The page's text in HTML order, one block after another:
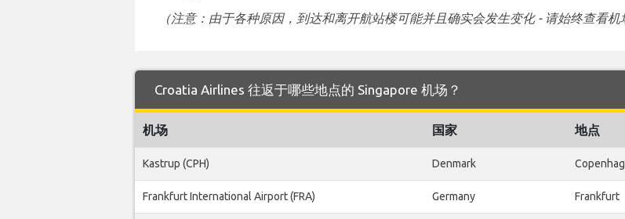
（注意：由于各种原因，到达和离开航站楼可能并且确实会发生变化 - 请始终查看机
Croatia Airlines 往返于哪些地点的 Singapore 机场？
机场 国家 地点
Kastrup (CPH) Denmark
Frankfurt International Airport (FRA) Germany Frankfurt